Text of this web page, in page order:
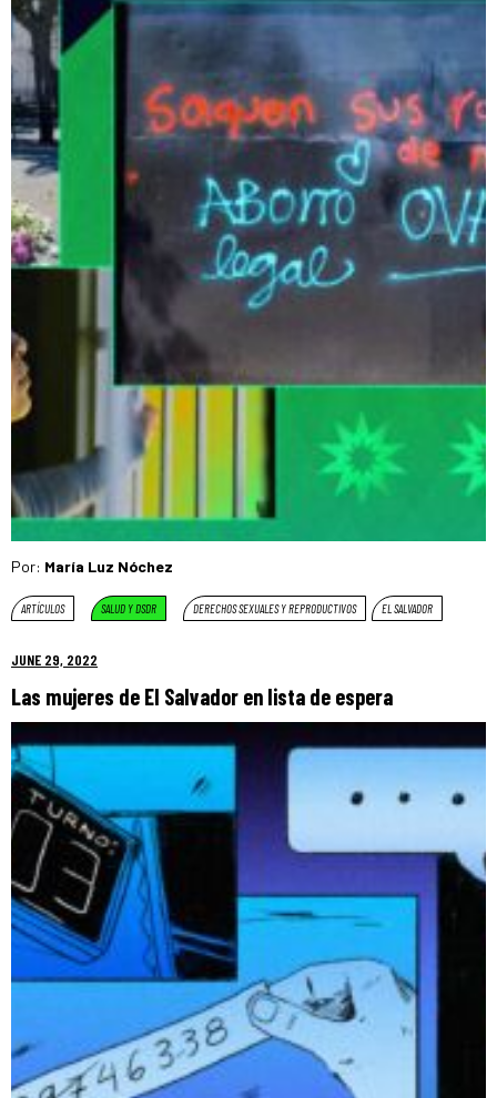
Por: María Luz Nóchez
ARTÍCULOS SALUD Y DSDR DERECHOS SEXUALES Y REPRODUCTIVOS EL SALVADOR
JUNE 29, 2022
Las mujeres de El Salvador en lista de espera